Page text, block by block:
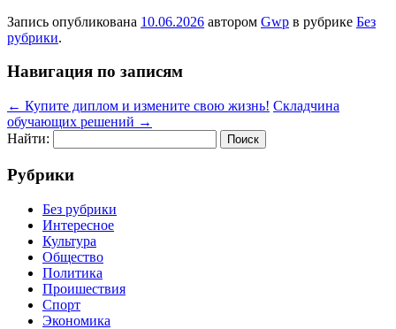
Запись опубликована 10.06.2026 автором Gwp в рубрике Без
рубрики.
Навигация по записям
← Купите диплом и измените свою жизнь! Складчина
обучающих решений →
Найти:
Рубрики
Без рубрики
Интересное
Культура
Общество
Политика
Проишествия
Спорт
Экономика